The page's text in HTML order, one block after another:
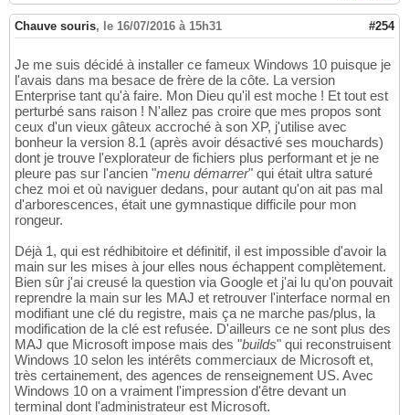
Chauve souris, le 16/07/2016 à 15h31 #254
Je me suis décidé à installer ce fameux Windows 10 puisque je
l'avais dans ma besace de frère de la côte. La version
Enterprise tant qu'à faire. Mon Dieu qu'il est moche ! Et tout est
perturbé sans raison ! N'allez pas croire que mes propos sont
ceux d'un vieux gâteux accroché à son XP, j'utilise avec
bonheur la version 8.1 (après avoir désactivé ses mouchards)
dont je trouve l'explorateur de fichiers plus performant et je ne
pleure pas sur l'ancien "menu démarrer" qui était ultra saturé
chez moi et où naviguer dedans, pour autant qu'on ait pas mal
d'arborescences, était une gymnastique difficile pour mon
rongeur.
Déjà 1, qui est rédhibitoire et définitif, il est impossible d'avoir la
main sur les mises à jour elles nous échappent complètement.
Bien sûr j'ai creusé la question via Google et j'ai lu qu'on pouvait
reprendre la main sur les MAJ et retrouver l'interface normal en
modifiant une clé du registre, mais ça ne marche pas/plus, la
modification de la clé est refusée. D'ailleurs ce ne sont plus des
MAJ que Microsoft impose mais des "builds" qui reconstruisent
Windows 10 selon les intérêts commerciaux de Microsoft et,
très certainement, des agences de renseignement US. Avec
Windows 10 on a vraiment l'impression d'être devant un
terminal dont l'administrateur est Microsoft.